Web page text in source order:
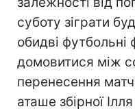
суботу зіграти
обидві футбольні
домовитися між
перенесення
аташе збірної